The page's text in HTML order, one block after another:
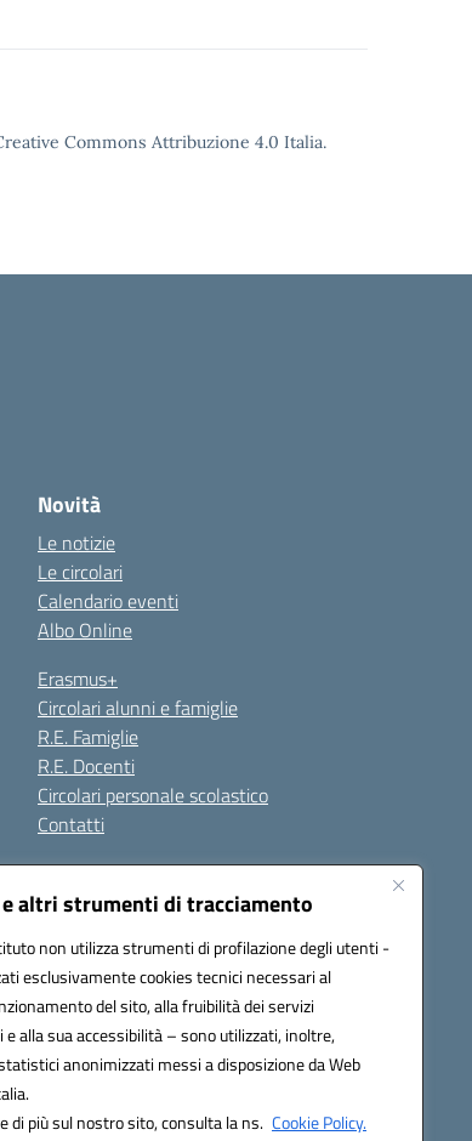
e altri strumenti di tracciamento
non utilizza strumenti di profilazione degli utenti -
esclusivamente cookies tecnici necessari al
del sito, alla fruibilità dei servizi
e alla sua accessibilità – sono utilizzati, inoltre,
anonimizzati messi a disposizione da Web
di più sul nostro sito, consulta la ns. Cookie Policy.
Commons Attribuzione 4.0 Italia.
Novità
Le notizie
Le circolari
Calendario eventi
Albo Online
Erasmus+
Circolari alunni e famiglie
R.E. Famiglie
R.E. Docenti
Circolari personale scolastico
Contatti
Seguici su: